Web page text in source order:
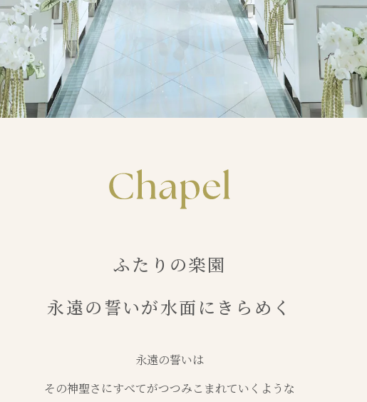
ふたりの楽園
永遠の誓いが水面にきらめく
永遠の誓いは
その神聖さにすべてがつつみこまれていくような